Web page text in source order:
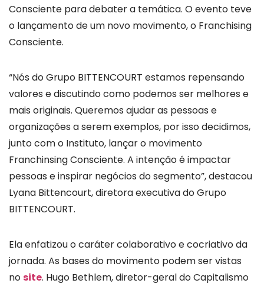
Consciente para debater a temática. O evento teve
o lançamento de um novo movimento, o Franchising
Consciente.
“Nós do Grupo BITTENCOURT estamos repensando
valores e discutindo como podemos ser melhores e
mais originais. Queremos ajudar as pessoas e
organizações a serem exemplos, por isso decidimos,
junto com o Instituto, lançar o movimento
Franchinsing Consciente. A intenção é impactar
pessoas e inspirar negócios do segmento”, destacou
Lyana Bittencourt, diretora executiva do Grupo
BITTENCOURT.
Ela enfatizou o caráter colaborativo e cocriativo da
jornada. As bases do movimento podem ser vistas
nosite. Hugo Bethlem, diretor-geral do Capitalismo